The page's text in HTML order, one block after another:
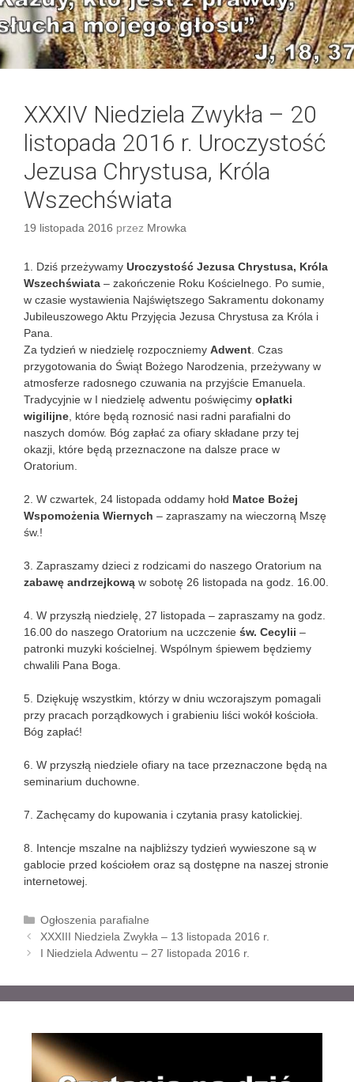
XXXIV Niedziela Zwykła – 20
listopada 2016 r. Uroczystość
Jezusa Chrystusa, Króla
Wszechświata
19 listopada 2016 przez Mrowka
1. Dziś przeżywamy Uroczystość Jezusa Chrystusa, Króla
Wszechświata – zakończenie Roku Kościelnego. Po sumie,
w czasie wystawienia Najświętszego Sakramentu dokonamy
Jubileuszowego Aktu Przyjęcia Jezusa Chrystusa za Króla i
Pana.
Za tydzień w niedzielę rozpoczniemy Adwent. Czas
przygotowania do Świąt Bożego Narodzenia, przeżywany w
atmosferze radosnego czuwania na przyjście Emanuela.
Tradycyjnie w I niedzielę adwentu poświęcimy opłatki
wigilijne, które będą roznosić nasi radni parafialni do
naszych domów. Bóg zapłać za ofiary składane przy tej
okazji, które będą przeznaczone na dalsze prace w
Oratorium.
2. W czwartek, 24 listopada oddamy hołd Matce Bożej
Wspomożenia Wiernych – zapraszamy na wieczorną Mszę
św.!
3. Zapraszamy dzieci z rodzicami do naszego Oratorium na
zabawę andrzejkową w sobotę 26 listopada na godz. 16.00.
4. W przyszłą niedzielę, 27 listopada – zapraszamy na godz.
16.00 do naszego Oratorium na uczczenie św. Cecylii –
patronki muzyki kościelnej. Wspólnym śpiewem będziemy
chwalili Pana Boga.
5. Dziękuję wszystkim, którzy w dniu wczorajszym pomagali
przy pracach porządkowych i grabieniu liści wokół kościoła.
Bóg zapłać!
6. W przyszłą niedziele ofiary na tace przeznaczone będą na
seminarium duchowne.
7. Zachęcamy do kupowania i czytania prasy katolickiej.
8. Intencje mszalne na najbliższy tydzień wywieszone są w
gablocie przed kościołem oraz są dostępne na naszej stronie
internetowej.
K
a
t
g
o
i
e
Ogłoszenia parafialne
Z
o
a
c
XXXIII Niedziela Zwykła – 13 listopada 2016 r.
I Niedziela Adwentu – 27 listopada 2016 r.